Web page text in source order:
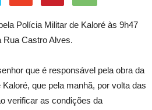
Polícia Militar de Kaloré às 9h47
Rua Castro Alves.
que é responsável pela obra da
que pela manhã, por volta das
verificar as condições da